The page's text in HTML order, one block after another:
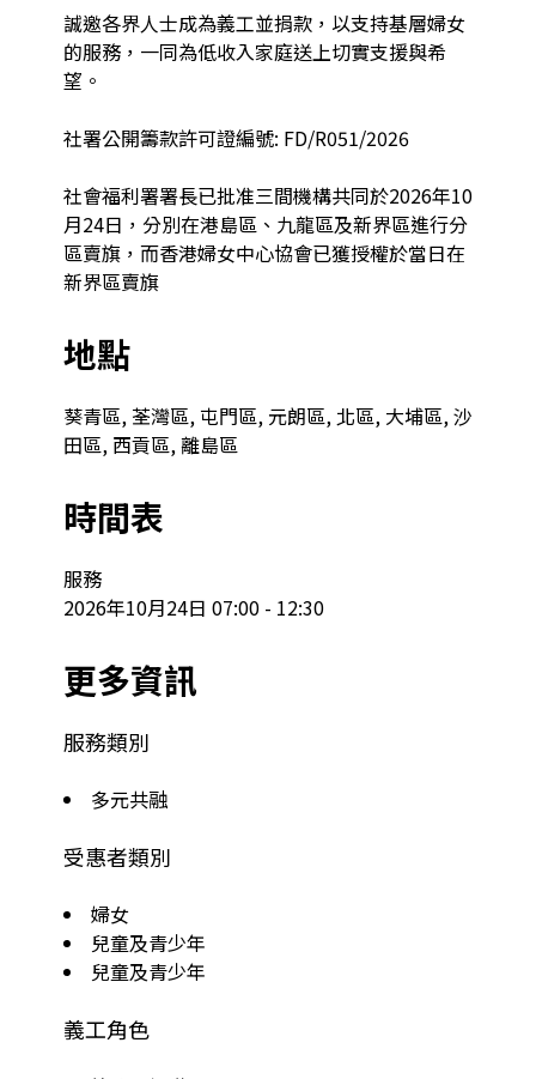
誠邀各界人士成為義工並捐款，以支持基層婦女
的服務，一同為低收入家庭送上切實支援與希
望。
社署公開籌款許可證編號: FD/R051/2026
社會福利署署長已批准三間機構共同於2026年10
月24日，分別在港島區、九龍區及新界區進行分
區賣旗，而香港婦女中心協會已獲授權於當日在
新界區賣旗
地點
葵青區, 荃灣區, 屯門區, 元朗區, 北區, 大埔區, 沙
田區, 西貢區, 離島區
時間表
服務
2026年10月24日 07:00 - 12:30
更多資訊
服務類別
多元共融
受惠者類別
婦女
兒童及青少年
兒童及青少年
義工角色